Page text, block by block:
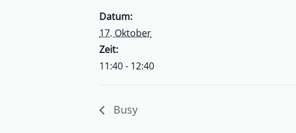
Datum:
17. Oktober
Zeit:
11:40 - 12:40
Busy